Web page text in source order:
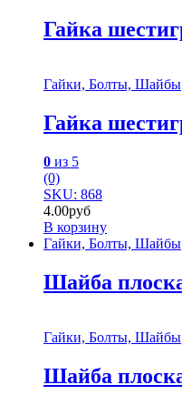
Гайка
Гайки, Болты, Шайбы
Гайка
0 из 5
(0)
SKU: 868
4.00руб
В корзину
Гайки, Болты, Шайбы
Шайба
Гайки, Болты, Шайбы
Шайба